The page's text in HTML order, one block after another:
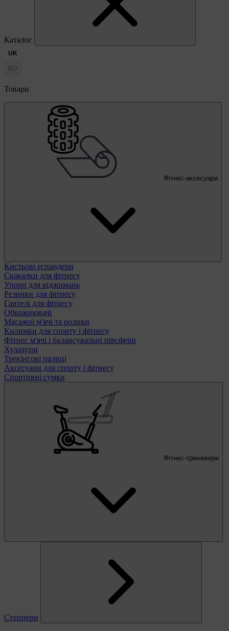
Каталог
UK
RU
Товари
Фітнес-аксесуари
Кистьові еспандери
Скакалки для фітнесу
Упори для віджимань
Резинки для фітнесу
Гантелі для фітнесу
Обважнювачі
Масажні м'ячі та ролики
Килимки для спорту і фітнесу
Фітнес м'ячі і балансувальні півсфери
Хулахупи
Трекінгові палиці
Аксесуари для спорту і фітнесу
Спортивні сумки
Фітнес-тренажери
Степпери